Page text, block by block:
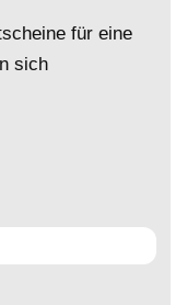
für eine
sich